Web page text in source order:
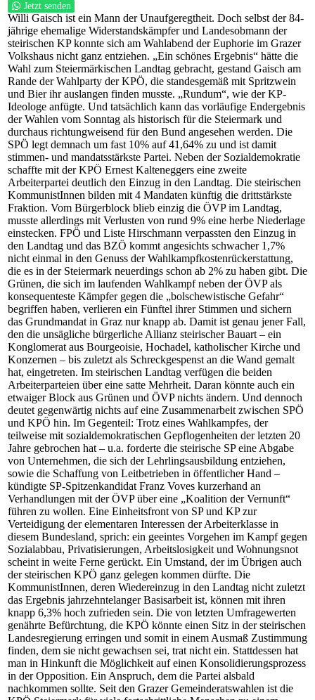
Jetzt senden
Willi Gaisch ist ein Mann der Unaufgeregtheit. Doch selbst der 84-
jährige ehemalige Widerstandskämpfer und Landesobmann der
steirischen KP konnte sich am Wahlabend der Euphorie im Grazer
Volkshaus nicht ganz entziehen. „Ein schönes Ergebnis“ hätte die
Wahl zum Steiermärkischen Landtag gebracht, gestand Gaisch am
Rande der Wahlparty der KPÖ, die standesgemäß mit Spritzwein
und Bier ihr auslangen finden musste. „Rundum“, wie der KP-
Ideologe anfügte. Und tatsächlich kann das vorläufige Endergebnis
der Wahlen vom Sonntag als historisch für die Steiermark und
durchaus richtungweisend für den Bund angesehen werden. Die
SPÖ legt demnach um fast 10% auf 41,64% zu und ist damit
stimmen- und mandatsstärkste Partei. Neben der Sozialdemokratie
schaffte mit der KPÖ Ernest Kalteneggers eine zweite
Arbeiterpartei deutlich den Einzug in den Landtag. Die steirischen
KommunistInnen bilden mit 4 Mandaten künftig die drittstärkste
Fraktion. Vom Bürgerblock blieb einzig die ÖVP im Landtag,
musste allerdings mit Verlusten von rund 9% eine herbe Niederlage
einstecken. FPÖ und Liste Hirschmann verpassten den Einzug in
den Landtag und das BZÖ kommt angesichts schwacher 1,7%
nicht einmal in den Genuss der Wahlkampfkostenrückerstattung,
die es in der Steiermark neuerdings schon ab 2% zu haben gibt. Die
Grünen, die sich im laufenden Wahlkampf neben der ÖVP als
konsequenteste Kämpfer gegen die „bolschewistische Gefahr“
begriffen haben, verlieren ein Fünftel ihrer Stimmen und sichern
das Grundmandat in Graz nur knapp ab. Damit ist genau jener Fall,
den die unsägliche bürgerliche Allianz steirischer Bauart – ein
Konglomerat aus Bourgeoisie, Hochadel, katholischer Kirche und
Konzernen – bis zuletzt als Schreckgespenst an die Wand gemalt
hat, eingetreten. Im steirischen Landtag verfügen die beiden
Arbeiterparteien über eine satte Mehrheit. Daran könnte auch ein
etwaiger Block aus Grünen und ÖVP nichts ändern. Und dennoch
deutet gegenwärtig nichts auf eine Zusammenarbeit zwischen SPÖ
und KPÖ hin. Im Gegenteil: Trotz eines Wahlkampfes, der
teilweise mit sozialdemokratischen Gepflogenheiten der letzten 20
Jahre gebrochen hat – u.a. forderte die steirische SP eine Abgabe
von Unternehmen, die sich der Lehrlingsausbildung entziehen,
sowie die Schaffung von Leitbetrieben in öffentlicher Hand –
kündigte SP-Spitzenkandidat Franz Voves kurzerhand an
Verhandlungen mit der ÖVP über eine „Koalition der Vernunft“
führen zu wollen. Eine Einheitsfront von SP und KP zur
Verteidigung der elementaren Interessen der Arbeiterklasse in
diesem Bundesland, sprich: ein geeintes Vorgehen im Kampf gegen
Sozialabbau, Privatisierungen, Arbeitslosigkeit und Wohnungsnot
scheint in weite Ferne gerückt. Ein Umstand, der im Übrigen auch
der steirischen KPÖ ganz gelegen kommen dürfte. Die
KommunistInnen, deren Wiedereinzug in den Landtag nicht zuletzt
das Ergebnis jahrzehntelanger Basisarbeit ist, können mit ihren
knapp 6,3% hoch zufrieden sein. Die von letzten Umfragewerten
genährte Befürchtung, die KPÖ könnte einen Sitz in der steirischen
Landesregierung erringen und somit in einem Ausmaß Zustimmung
finden, dem sie nicht gewachsen sei, trat nicht ein. Stattdessen hat
man in Hinkunft die Möglichkeit auf einen Konsolidierungsprozess
in der Opposition. Ein Anspruch, dem die Partei alsbald
nachkommen sollte. Seit den Grazer Gemeinderatswahlen ist die